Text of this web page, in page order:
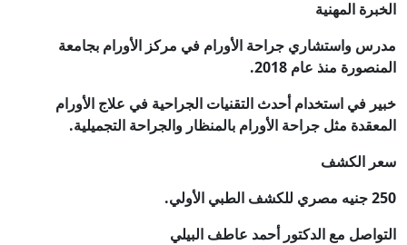
الخبرة المهنية
مدرس واستشاري جراحة الأورام في مركز الأورام بجامعة
المنصورة منذ عام 2018.
خبير في استخدام أحدث التقنيات الجراحية في علاج الأورام
المعقدة مثل جراحة الأورام بالمنظار والجراحة التجميلية.
سعر الكشف
250 جنيه مصري للكشف الطبي الأولي.
التواصل مع الدكتور أحمد عاطف البيلي